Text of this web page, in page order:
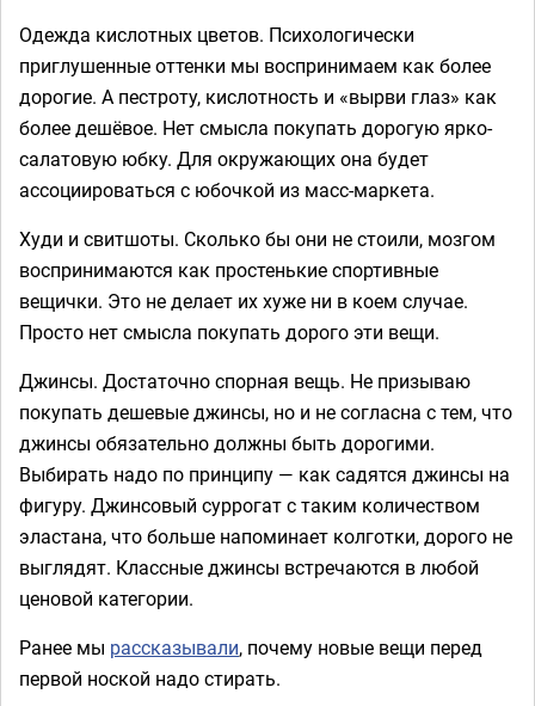
Одежда кислотных цветов. Психологически
приглушенные оттенки мы воспринимаем как более
дорогие. А пестроту, кислотность и «вырви глаз» как
более дешёвое. Нет смысла покупать дорогую ярко-
салатовую юбку. Для окружающих она будет
ассоциироваться с юбочкой из масс-маркета.
Худи и свитшоты. Сколько бы они не стоили, мозгом
воспринимаются как простенькие спортивные
вещички. Это не делает их хуже ни в коем случае.
Просто нет смысла покупать дорого эти вещи.
Джинсы. Достаточно спорная вещь. Не призываю
покупать дешевые джинсы, но и не согласна с тем, что
джинсы обязательно должны быть дорогими.
Выбирать надо по принципу — как садятся джинсы на
фигуру. Джинсовый суррогат с таким количеством
эластана, что больше напоминает колготки, дорого не
выглядят. Классные джинсы встречаются в любой
ценовой категории.
Ранее мы рассказывали, почему новые вещи перед
первой ноской надо стирать.